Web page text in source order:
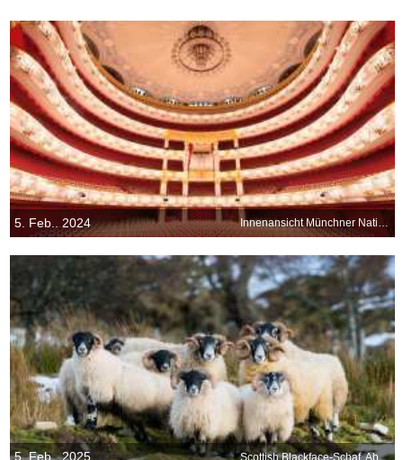
5. Feb.. 2024 Innenansicht Münchner Nationaltheater Opernhaus, München, Bayern
5. Feb.. 2025 Scottish Blackface-Schaf, Aberdeenshire, Schottland